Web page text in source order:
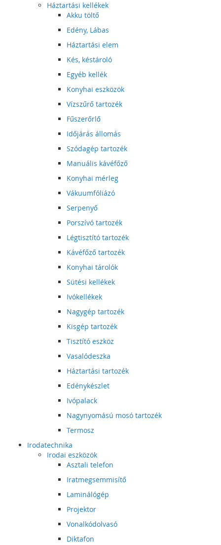
Háztartási kellékek
Akku töltő
Edény, Lábas
Háztartási elem
Kés, késtároló
Egyéb kellék
Konyhai eszközök
Vízszűrő tartozék
Fűszerőrlő
Időjárás állomás
Szódagép tartozék
Manuális kávéfőző
Konyhai mérleg
Vákuumfóliázó
Serpenyő
Porszívó tartozék
Légtisztító tartozék
Kávéfőző tartozék
Konyhai tárolók
Sütési kellékek
Ivókellékek
Nagygép tartozék
Kisgép tartozék
Tisztító eszköz
Vasalódeszka
Háztartási tartozék
Edénykészlet
Ivópalack
Nagynyomású mosó tartozék
Termosz
Irodatechnika
Irodai eszközök
Asztali telefon
Iratmegsemmisítő
Laminálógép
Projektor
Vonalkódolvasó
Diktafon